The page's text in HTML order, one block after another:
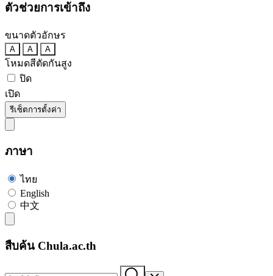
ตัวช่วยการเข้าถึง
ขนาดตัวอักษร
A A A
โหมดสีตัดกันสูง
ปิด
เปิด
รีเซ็ตการตั้งค่า
ภาษา
ไทย
English
中文
สืบค้น Chula.ac.th